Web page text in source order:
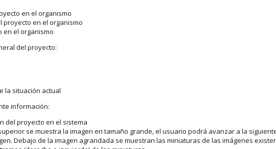
en el organismo
proyecto en el organismo
en el organismo
del proyecto:
la situación actual
información:
del proyecto en el sistema
se muestra la imagen en tamaño grande, el usuario podrá avanzar a la
Debajo de la imagen agrandada se muestran las miniaturas de las imágenes